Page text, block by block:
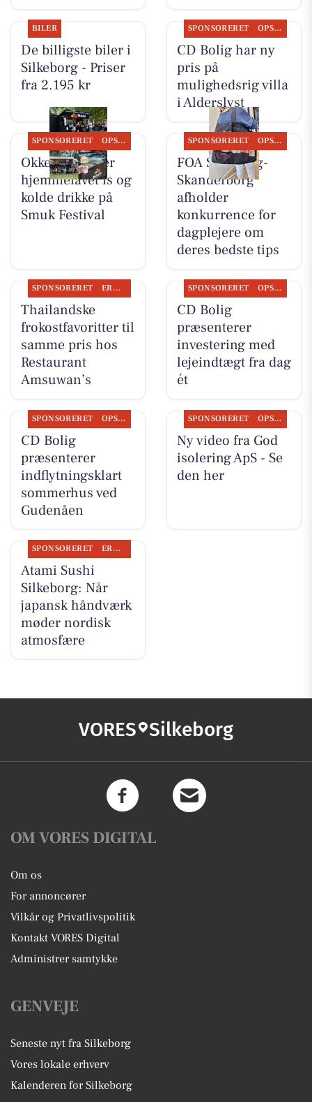
BILER
De billigste biler i
Silkeborg - Priser
fra 2.195 kr
SPONSORERET OPSLAGSTAVLEN
CD Bolig har ny
pris på
mulighedsrig villa
i Alderslyst
SPONSORERET OPSLAGSTAVLEN
Okkels serverer
hjemmelavet is og
kolde drikke på
Smuk Festival
SPONSORERET OPSLAGSTAVLEN
FOA Silkeborg-
Skanderborg
afholder
konkurrence for
dagplejere om
deres bedste tips
SPONSORERET ERHVERV
Thailandske
frokostfavoritter til
samme pris hos
Restaurant
Amsuwan’s
SPONSORERET OPSLAGSTAVLEN
CD Bolig
præsenterer
investering med
lejeindtægt fra dag
ét
SPONSORERET OPSLAGSTAVLEN
CD Bolig
præsenterer
indflytningsklart
sommerhus ved
Gudenåen
SPONSORERET OPSLAGSTAVLEN
Ny video fra God
isolering ApS - Se
den her
SPONSORERET ERHVERV
Atami Sushi
Silkeborg: Når
japansk håndværk
møder nordisk
atmosfære
VORES Silkeborg
OM VORES DIGITAL
Om os
For annoncører
Vilkår og Privatlivspolitik
Kontakt VORES Digital
Administrer samtykke
GENVEJE
Seneste nyt fra Silkeborg
Vores lokale erhverv
Kalenderen for Silkeborg